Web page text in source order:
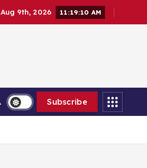
9th, 2026 11:19:11 AM
Subscribe